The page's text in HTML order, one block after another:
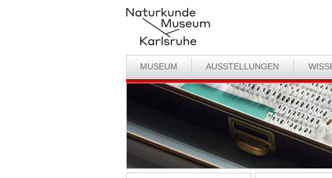
MUSEUM AUSSTELLUNGEN